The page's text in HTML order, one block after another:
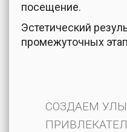
посещение.
Эстетический
промежуточных
СОЗДАЕМ